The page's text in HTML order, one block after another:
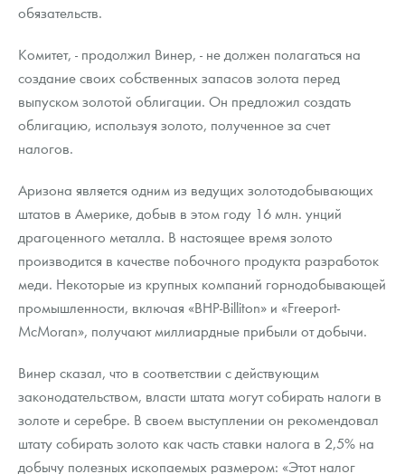
обязательств.
Комитет, - продолжил Винер, - не должен полагаться на
создание своих собственных запасов золота перед
выпуском золотой облигации. Он предложил создать
облигацию, используя золото, полученное за счет
налогов.
Аризона является одним из ведущих золотодобывающих
штатов в Америке, добыв в этом году 16 млн. унций
драгоценного металла. В настоящее время золото
производится в качестве побочного продукта разработок
меди. Некоторые из крупных компаний горнодобывающей
промышленности, включая «BHP-Billiton» и «Freeport-
McMoran», получают миллиардные прибыли от добычи.
Винер сказал, что в соответствии с действующим
законодательством, власти штата могут собирать налоги в
золоте и серебре. В своем выступлении он рекомендовал
штату собирать золото как часть ставки налога в 2,5% на
добычу полезных ископаемых размером: «Этот налог